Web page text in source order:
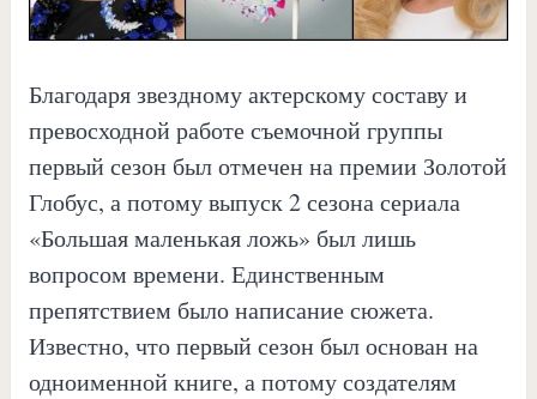
Благодаря звездному актерскому составу и
превосходной работе съемочной группы
первый сезон был отмечен на премии Золотой
Глобус, а потому выпуск 2 сезона сериала
«Большая маленькая ложь» был лишь
вопросом времени. Единственным
препятствием было написание сюжета.
Известно, что первый сезон был основан на
одноименной книге, а потому создателям